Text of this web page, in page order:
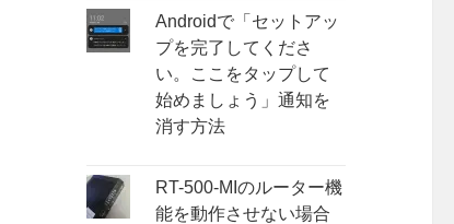
Androidで「セットアッ
プを完了してくださ
い。ここをタップして
始めましょう」通知を
消す方法
RT-500-MIのルーター機
能を動作させない場合